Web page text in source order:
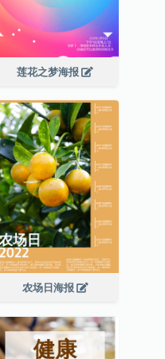
莲花之梦海报
农场日海报